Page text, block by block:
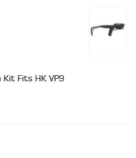
Kit Fits HK VP9